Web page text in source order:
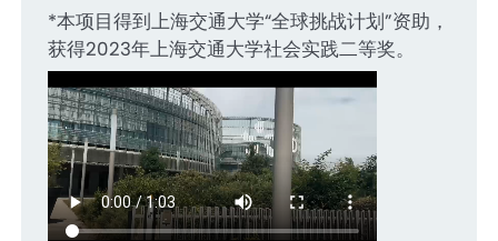
*本项目得到上海交通大学“全球挑战计划”资助，
获得2023年上海交通大学社会实践二等奖。